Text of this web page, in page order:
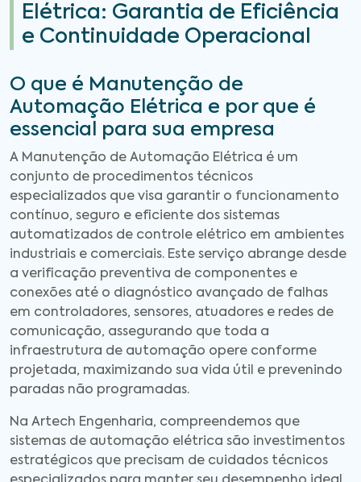
Elétrica: Garantia de Eficiência
e Continuidade Operacional
O que é Manutenção de
Automação Elétrica e por que é
essencial para sua empresa
A Manutenção de Automação Elétrica é um
conjunto de procedimentos técnicos
especializados que visa garantir o funcionamento
contínuo, seguro e eficiente dos sistemas
automatizados de controle elétrico em ambientes
industriais e comerciais. Este serviço abrange desde
a verificação preventiva de componentes e
conexões até o diagnóstico avançado de falhas
em controladores, sensores, atuadores e redes de
comunicação, assegurando que toda a
infraestrutura de automação opere conforme
projetada, maximizando sua vida útil e prevenindo
paradas não programadas.
Na Artech Engenharia, compreendemos que
sistemas de automação elétrica são investimentos
estratégicos que precisam de cuidados técnicos